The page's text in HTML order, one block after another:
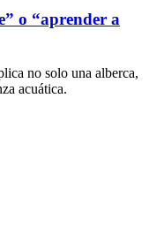
o “aprender a
no solo una alberca,
acuática.